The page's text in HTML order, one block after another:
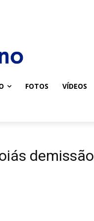
FOTOS VÍDEOS
demissão